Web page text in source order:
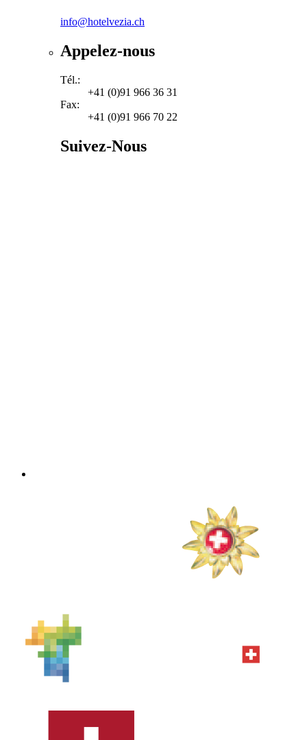
info@hotelvezia.ch
Appelez-nous
Tél.:
+41 (0)91 966 36 31
Fax:
+41 (0)91 966 70 22
Suivez-Nous